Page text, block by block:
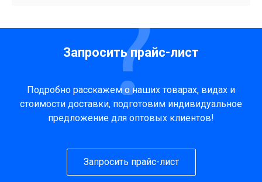
Запросить прайс-лист
Подробно расскажем о наших товарах, видах и
стоимости доставки, подготовим индивидуальное
предложение для оптовых клиентов!
Запросить прайс-лист